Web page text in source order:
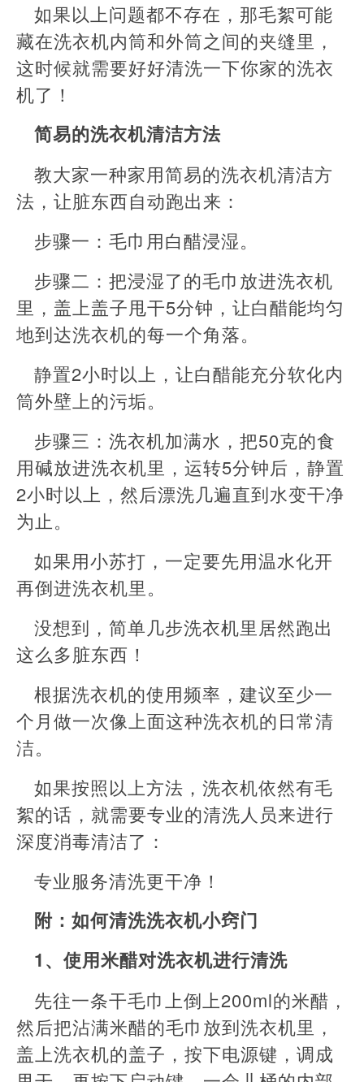
如果以上问题都不存在，那毛絮可能
藏在洗衣机内筒和外筒之间的夹缝里，
这时候就需要好好清洗一下你家的洗衣
机了！
简易的洗衣机清洁方法
教大家一种家用简易的洗衣机清洁方
法，让脏东西自动跑出来：
步骤一：毛巾用白醋浸湿。
步骤二：把浸湿了的毛巾放进洗衣机
里，盖上盖子甩干5分钟，让白醋能均匀
地到达洗衣机的每一个角落。
静置2小时以上，让白醋能充分软化内
筒外壁上的污垢。
步骤三：洗衣机加满水，把50克的食
用碱放进洗衣机里，运转5分钟后，静置
2小时以上，然后漂洗几遍直到水变干净
为止。
如果用小苏打，一定要先用温水化开
再倒进洗衣机里。
没想到，简单几步洗衣机里居然跑出
这么多脏东西！
根据洗衣机的使用频率，建议至少一
个月做一次像上面这种洗衣机的日常清
洁。
如果按照以上方法，洗衣机依然有毛
絮的话，就需要专业的清洗人员来进行
深度消毒清洁了：
专业服务清洗更干净！
附：如何清洗洗衣机小窍门
1、使用米醋对洗衣机进行清洗
先往一条干毛巾上倒上200ml的米醋，
然后把沾满米醋的毛巾放到洗衣机里，
盖上洗衣机的盖子，按下电源键，调成